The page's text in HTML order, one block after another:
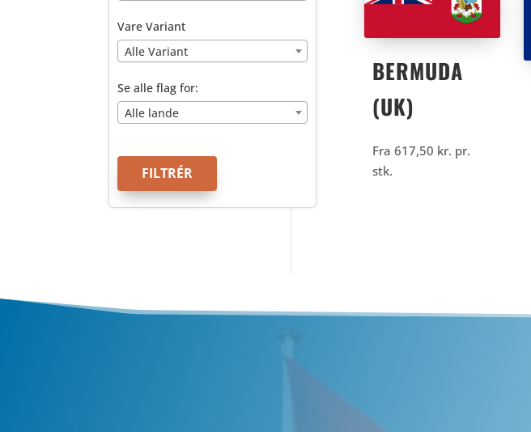
BERMUDA
(UK)
Fra617,50 kr. pr.
stk.
Vare Variant
Alle Variant
Se alle flag for:
Alle lande
FILTRÉR